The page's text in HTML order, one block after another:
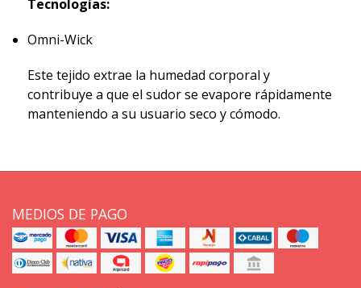
Tecnologías:
Omni-Wick
Este tejido extrae la humedad corporal y
contribuye a que el sudor se evapore rápidamente
manteniendo a su usuario seco y cómodo.
MEDIOS DE PAGO